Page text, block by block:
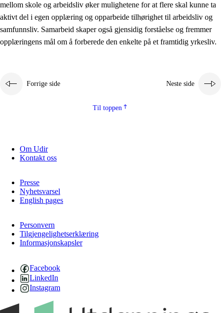
3.1 Et inkluderende læringsmiljø
3.2 Undervisning og tilpasset opplæring
3.3 Samarbeid mellom hjem og skole
3.5 Profesjonsfellesskap og skoleutvikling
mellom skole og arbeidsliv øker mulighetene for at flere skal kunne ta
aktivt del i egen opplæring og opparbeide tilhørighet til arbeidsliv og
samfunnsliv. Samarbeid skaper også gjensidig forståelse og fremmer
opplæringens mål om å forberede den enkelte på et framtidig yrkesliv.
Forrige side Neste side
Til toppen
Om Udir
Kontakt oss
Presse
Nyhetsvarsel
English pages
Personvern
Tilgjengelighetserklæring
Informasjonskapsler
Facebook
LinkedIn
Instagram